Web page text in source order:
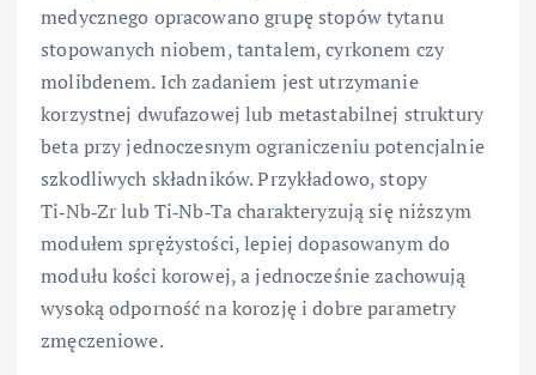
medycznego opracowano grupę stopów tytanu
stopowanych niobem, tantalem, cyrkonem czy
molibdenem. Ich zadaniem jest utrzymanie
korzystnej dwufazowej lub metastabilnej struktury
beta przy jednoczesnym ograniczeniu potencjalnie
szkodliwych składników. Przykładowo, stopy
Ti‑Nb‑Zr lub Ti‑Nb‑Ta charakteryzują się niższym
modułem sprężystości, lepiej dopasowanym do
modułu kości korowej, a jednocześnie zachowują
wysoką odporność na korozję i dobre parametry
zmęczeniowe.